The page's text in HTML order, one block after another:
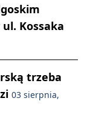
Kossaka
trzeba
03 sierpnia,